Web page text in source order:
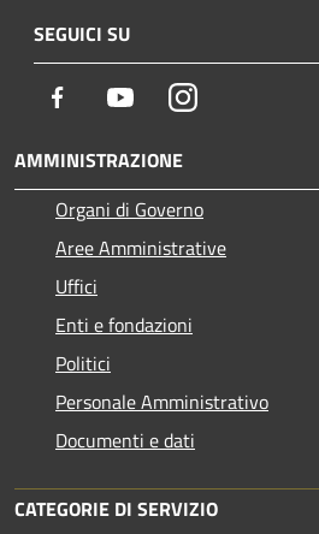
SEGUICI SU
Facebook YoutubeInstagram
AMMINISTRAZIONE
Organi di Governo
Aree Amministrative
Uffici
Enti e fondazioni
Politici
Personale Amministrativo
Documenti e dati
CATEGORIE DI SERVIZIO